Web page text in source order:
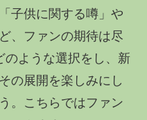
子供に関する噂」や
、ファンの期待は尽
のような選択をし、新
の展開を楽しみにし
。こちらではファン